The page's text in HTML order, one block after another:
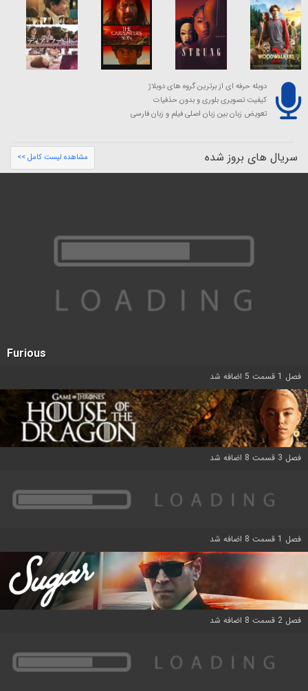
دوبله حرفه ای از برترین گروه های دوبلاژ
کیفیت تصویری بلوری و بدون حذفیات
تعویض زبان بین زبان اصلی فیلم و زبان فارسی
سریال های بروز شده مشاهده لیست کامل >>
Furious
فصل 1 قسمت 5 اضافه شد
فصل 3 قسمت 8 اضافه شد
فصل 1 قسمت 8 اضافه شد
فصل 2 قسمت 8 اضافه شد